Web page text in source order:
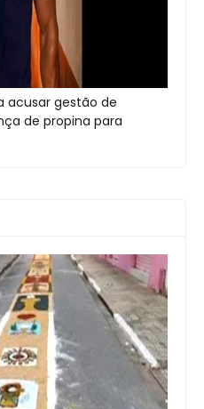
acusar gestão de
de propina para